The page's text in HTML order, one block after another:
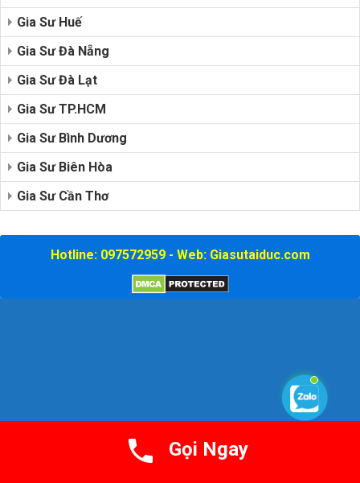
Gia Sư Huế
Gia Sư Đà Nẵng
Gia Sư Đà Lạt
Gia Sư TP.HCM
Gia Sư Bình Dương
Gia Sư Biên Hòa
Gia Sư Cần Thơ
Hotline: 097572959 - Web: Giasutaiduc.com
Gọi Ngay